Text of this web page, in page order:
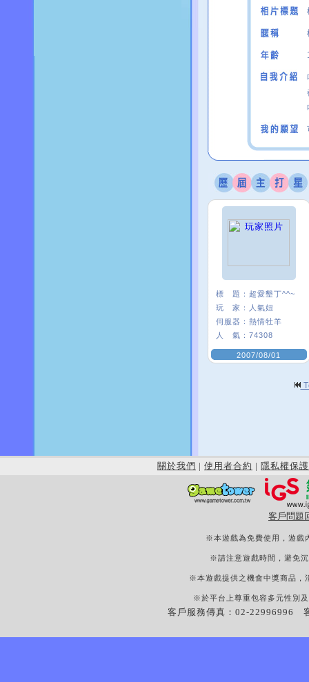
標 題： 超愛墾丁^^~
玩 家：
人氣妞
伺服器： 熱情牡羊
人 氣： 74308
2007/08/01
關於我們 | 使用者合約 | 隱私權保護
客戶問題
※本遊戲為免費使用，遊戲
※請注意遊戲時間，避免
※本遊戲提供之機會中獎商品，
※於平台上尊重包容多元性別
客戶服務傳真：02-22996996